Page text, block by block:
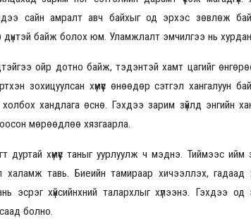
сайн амралт авч байхыг од эрхэс зөвлөж
дүнтэй байж болох юм. Уламжлалт эмчилгээ нь
ойр дотно байж, тэдэнтэй хамт цагийг
зохицуулсан хүмүүс өнөөдөр сэтгэл хангалуун
хандлага өснө. Гэхдээ зарим зүйлд энгийн
мөрөөдлөө хязгаарла.
хүмүүс таныг уурлуулж ч мэднэ. Тиймээс ийм
халамж тавь. Биеийн тамираар хичээллэх, гадаад
эсрэг хүйсийнхний талархлыг хүлээнэ. Гэхдээ
болно.